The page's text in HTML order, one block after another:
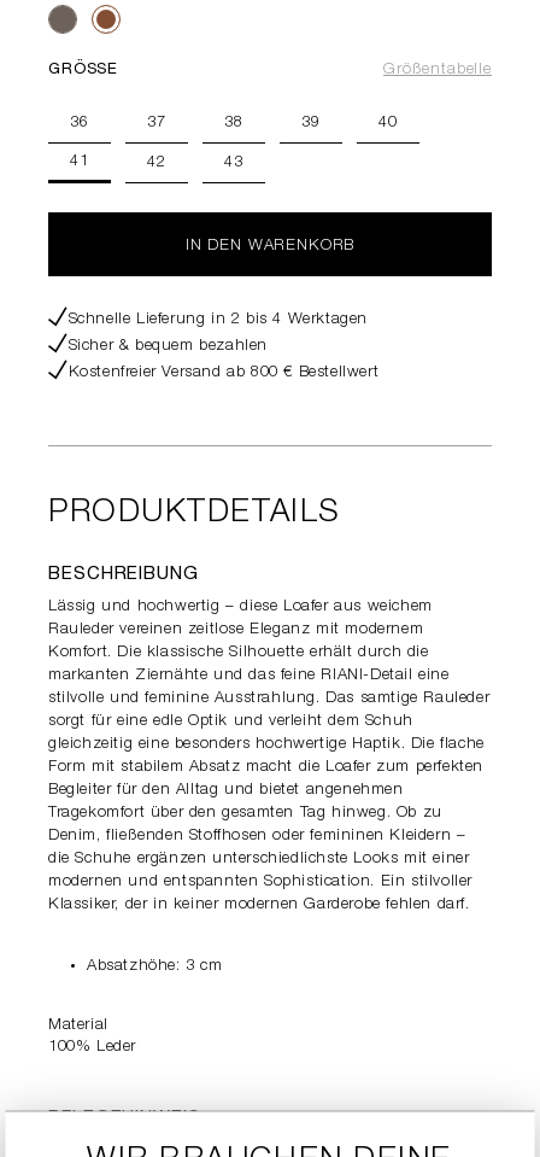
GRÖSSE Größentabelle
36 37 38 39 40
41 42 43
IN DEN WARENKORB
Schnelle Lieferung in 2 bis 4 Werktagen
Sicher & bequem bezahlen
Kostenfreier Versand ab 800 € Bestellwert
PRODUKTDETAILS
BESCHREIBUNG
Lässig und hochwertig – diese Loafer aus weichem
Rauleder vereinen zeitlose Eleganz mit modernem
Komfort. Die klassische Silhouette erhält durch die
markanten Ziernähte und das feine RIANI-Detail eine
stilvolle und feminine Ausstrahlung. Das samtige Rauleder
sorgt für eine edle Optik und verleiht dem Schuh
gleichzeitig eine besonders hochwertige Haptik. Die flache
Form mit stabilem Absatz macht die Loafer zum perfekten
Begleiter für den Alltag und bietet angenehmen
Tragekomfort über den gesamten Tag hinweg. Ob zu
Denim, fließenden Stoffhosen oder femininen Kleidern –
die Schuhe ergänzen unterschiedlichste Looks mit einer
modernen und entspannten Sophistication. Ein stilvoller
Klassiker, der in keiner modernen Garderobe fehlen darf.
Absatzhöhe: 3 cm
Material
100% Leder
detail.careSymbols.